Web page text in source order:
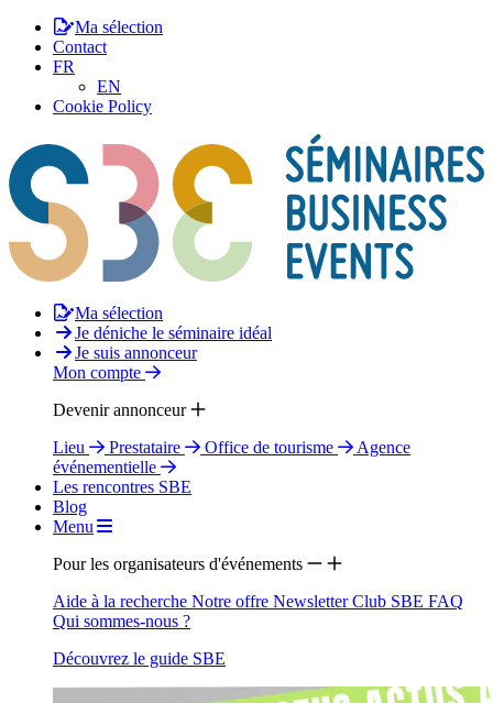
Ma sélection
Contact
FR
EN
Cookie Policy
Ma sélection
Je déniche le séminaire idéal
Je suis annonceur
Mon compte
Devenir annonceur
Lieu
Prestataire Office de tourisme
Agence
événementielle
Les rencontres SBE
Blog
Menu
Pour les organisateurs d'événements
Aide à la recherche Notre offre NewsletterClub SBE FAQ
Qui sommes-nous ?
Découvrez le guide SBE